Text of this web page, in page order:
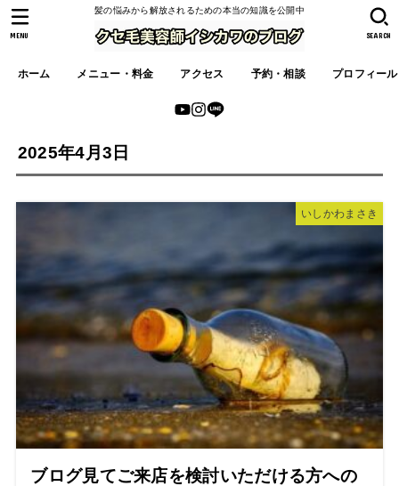
髪の悩みから解放されるための本当の知識を公開中
ホーム メニュー・料金 アクセス 予約・相談 プロフィール
SEARCH
MENU
2025年4月3日
いしかわまさき
ブログ見てご来店を検討いただける方への